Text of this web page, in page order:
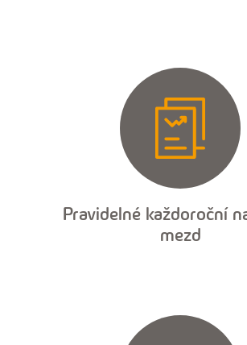
Pravidelné každoroční
mezd